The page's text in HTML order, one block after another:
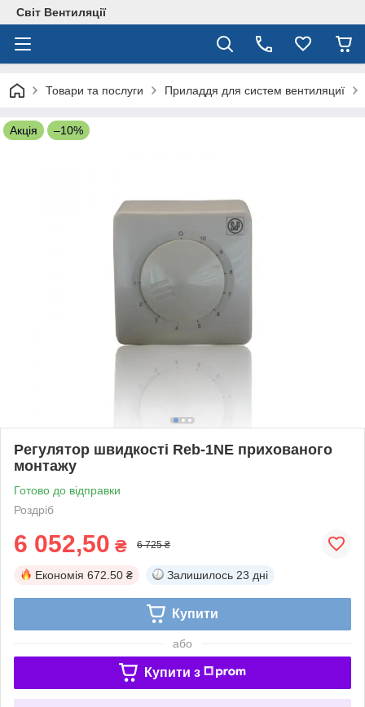
Світ Вентиляції
Товари та послуги Приладдя для систем вентиляциї
Акція –10%
Регулятор швидкості Reb-1NE прихованого
монтажу
Готово до відправки
Роздріб
6 052,50 ₴ 6 725 ₴
Економія 672.50 ₴ Залишилось 23 дні
Купити
або
Купити з